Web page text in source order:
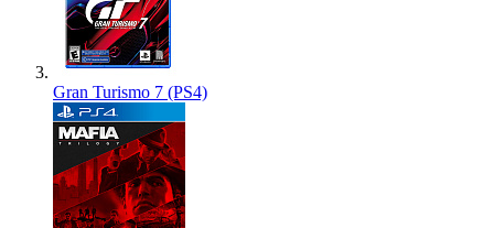
Gran Turismo 7 (PS4)